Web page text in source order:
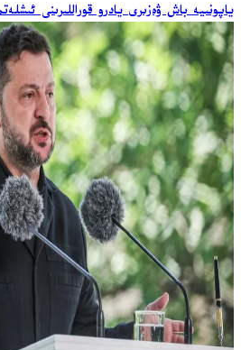
ياپونىيە باش ۋەزىرى يادرو قوراللىرىنى